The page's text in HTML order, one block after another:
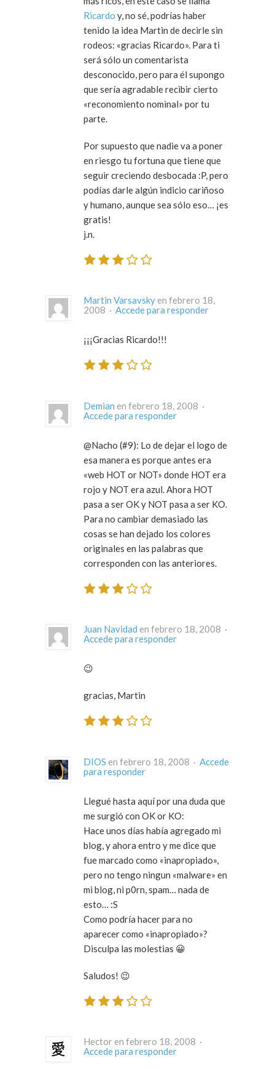
Ricardo y, no sé, podrías haber
tenido la idea Martin de decirle sin
rodeos: «gracias Ricardo». Para ti
será sólo un comentarista
desconocido, pero para él supongo
que sería agradable recibir cierto
«reconomiento nominal» por tu
parte.
Por supuesto que nadie va a poner
en riesgo tu fortuna que tiene que
seguir creciendo desbocada :P, pero
podías darle algún indicio cariñoso
y humano, aunque sea sólo eso… ¡es
gratis!
j.n.
Martin Varsavsky en febrero 18,
2008 · Accede para responder
¡¡¡Gracias Ricardo!!!
Demian
en febrero 18, 2008 ·
Accede para responder
@Nacho (#9): Lo de dejar el logo de
esa manera es porque antes era
«web HOT or NOT» donde HOT era
rojo y NOT era azul. Ahora HOT
pasa a ser OK y NOT pasa a ser KO.
Para no cambiar demasiado las
cosas se han dejado los colores
originales en las palabras que
corresponden con las anteriores.
Juan Navidad
en febrero 18, 2008 ·
Accede para responder
😉
gracias, Martin
DIOS en febrero 18, 2008 · Accede
para responder
Llegué hasta aquí por una duda que
me surgió con OK or KO:
Hace unos días había agregado mi
blog, y ahora entro y me dice que
fue marcado como «inapropiado»,
pero no tengo ningun «malware» en
mi blog, ni p0rn, spam… nada de
esto… :S
Como podría hacer para no
aparecer como «inapropiado»?
Disculpa las molestias 😀
Saludos! 😉
Hector en febrero 18, 2008 ·
Accede para responder